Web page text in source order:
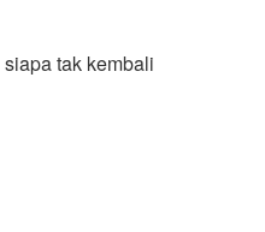
tak kembali